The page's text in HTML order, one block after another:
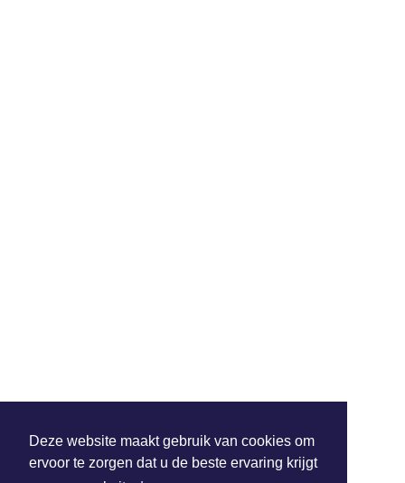
Deze website maakt gebruik van cookies om
ervoor te zorgen dat u de beste ervaring krijgt